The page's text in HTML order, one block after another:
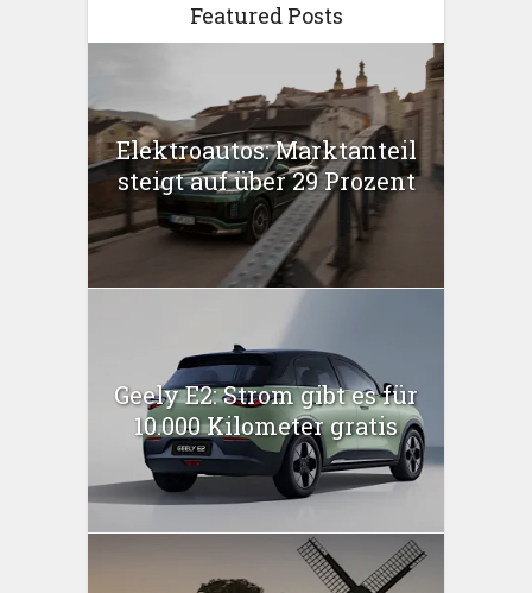
Featured Posts
Elektroautos: Marktanteil
steigt auf über 29 Prozent
Geely E2: Strom gibt es für
10.000 Kilometer gratis